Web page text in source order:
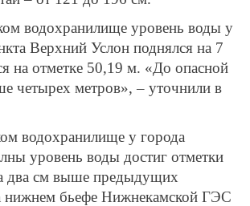
водохранилище уровень воды у
Верхний Услон поднялся на 7
на отметке 50,19 м. «До опасной
четырех метров», – уточнили в
водохранилище у города
уровень воды достиг отметки
два см выше предыдущих
нижнем бьефе Нижнекамской ГЭС